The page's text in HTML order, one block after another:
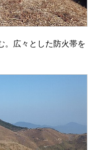
広々とした防火帯を